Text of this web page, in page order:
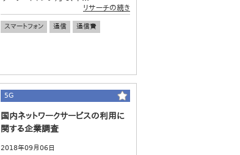
リサーチの続き
スマートフォン 通信 通信費
5G
国内ネットワークサービスの利用に
関する企業調査
2018年09月06日